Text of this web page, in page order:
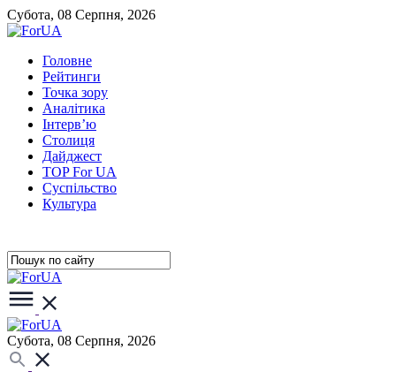
Субота, 08 Серпня, 2026
Головне
Рейтинги
Точка зору
Аналітика
Інтерв’ю
Столиця
Дайджест
TOP For UA
Суспiльство
Культура
Субота, 08 Серпня, 2026